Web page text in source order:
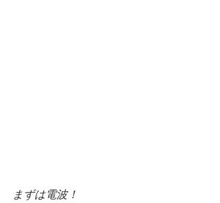
まずは電波！